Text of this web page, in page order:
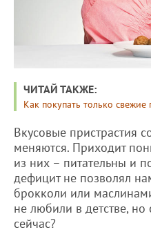
ЧИТАЙ ТАКЖЕ:
Как покупать только
Вкусовые пристрастия
меняются. Приходит
из них – питательны и
дефицит не позволял
брокколи или
не любили в детстве,
сейчас?